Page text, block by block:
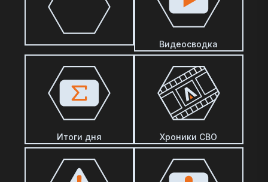
Видеосводка
Итоги дня Хроники СВО